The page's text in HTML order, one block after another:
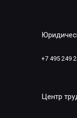
+7 495 249
Центр